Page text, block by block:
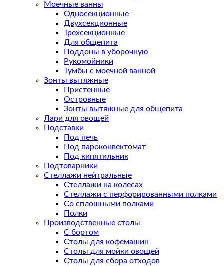
Моечные ванны
Односекционные
Двухсекционные
Трехсекционные
Для общепита
Поддоны в уборочную
Рукомойники
Тумбы с моечной ванной
Зонты вытяжные
Пристенные
Островные
Зонты вытяжные для общепита
Лари для овощей
Подставки
Под печь
Под пароконвектомат
Под кипятильник
Подтоварники
Стеллажи нейтральные
Стеллажи на колесах
Стеллажи с перфорированными полками
Со сплошными полками
Полки
Производственные столы
С бортом
Столы для кофемашин
Столы для мойки овощей
Столы для сбора отходов